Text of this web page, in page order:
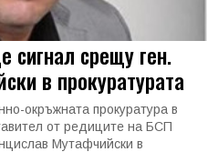
сигнал срещу ген.
в прокуратурата
окръжната прокуратура в
от редиците на БСП
Мутафчийски в